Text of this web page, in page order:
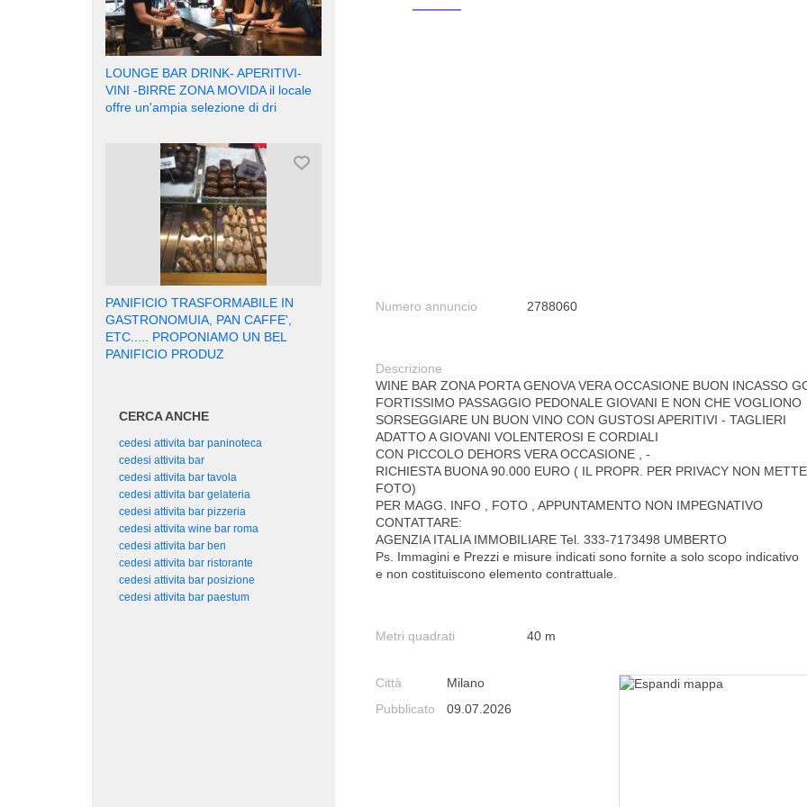
Numero annuncio 2788060
Descrizione
WINE BAR ZONA PORTA GENOVA VERA OCCASIONE BUON INCASSO
FORTISSIMO PASSAGGIO PEDONALE GIOVANI E NON CHE VOGLIONO
SORSEGGIARE UN BUON VINO CON GUSTOSI APERITIVI - TAGLIERI
ADATTO A GIOVANI VOLENTEROSI E CORDIALI
CON PICCOLO DEHORS VERA OCCASIONE , -
RICHIESTA BUONA 90.000 EURO ( IL PROPR. PER PRIVACY NON METTE
FOTO)
PER MAGG. INFO , FOTO , APPUNTAMENTO NON IMPEGNATIVO
CONTATTARE:
AGENZIA ITALIA IMMOBILIARE Tel. 333-7173498 UMBERTO
Ps. Immagini e Prezzi e misure indicati sono fornite a solo scopo indicativo
e non costituiscono elemento contrattuale.
Metri quadrati 40 m
Città
Milano
Pubblicato
09.07.2026
LOUNGE BAR DRINK- APERITIVI-
VINI -BIRRE ZONA MOVIDA il locale
offre un'ampia selezione di dri
PANIFICIO TRASFORMABILE IN
GASTRONOMUIA, PAN CAFFE',
ETC..... PROPONIAMO UN BEL
PANIFICIO PRODUZ
CERCA ANCHE
cedesi attivita bar paninoteca
cedesi attivita bar
cedesi attivita bar tavola
cedesi attivita bar gelateria
cedesi attivita bar pizzeria
cedesi attivita wine bar roma
cedesi attivita bar ben
cedesi attivita bar ristorante
cedesi attivita bar posizione
cedesi attivita bar paestum